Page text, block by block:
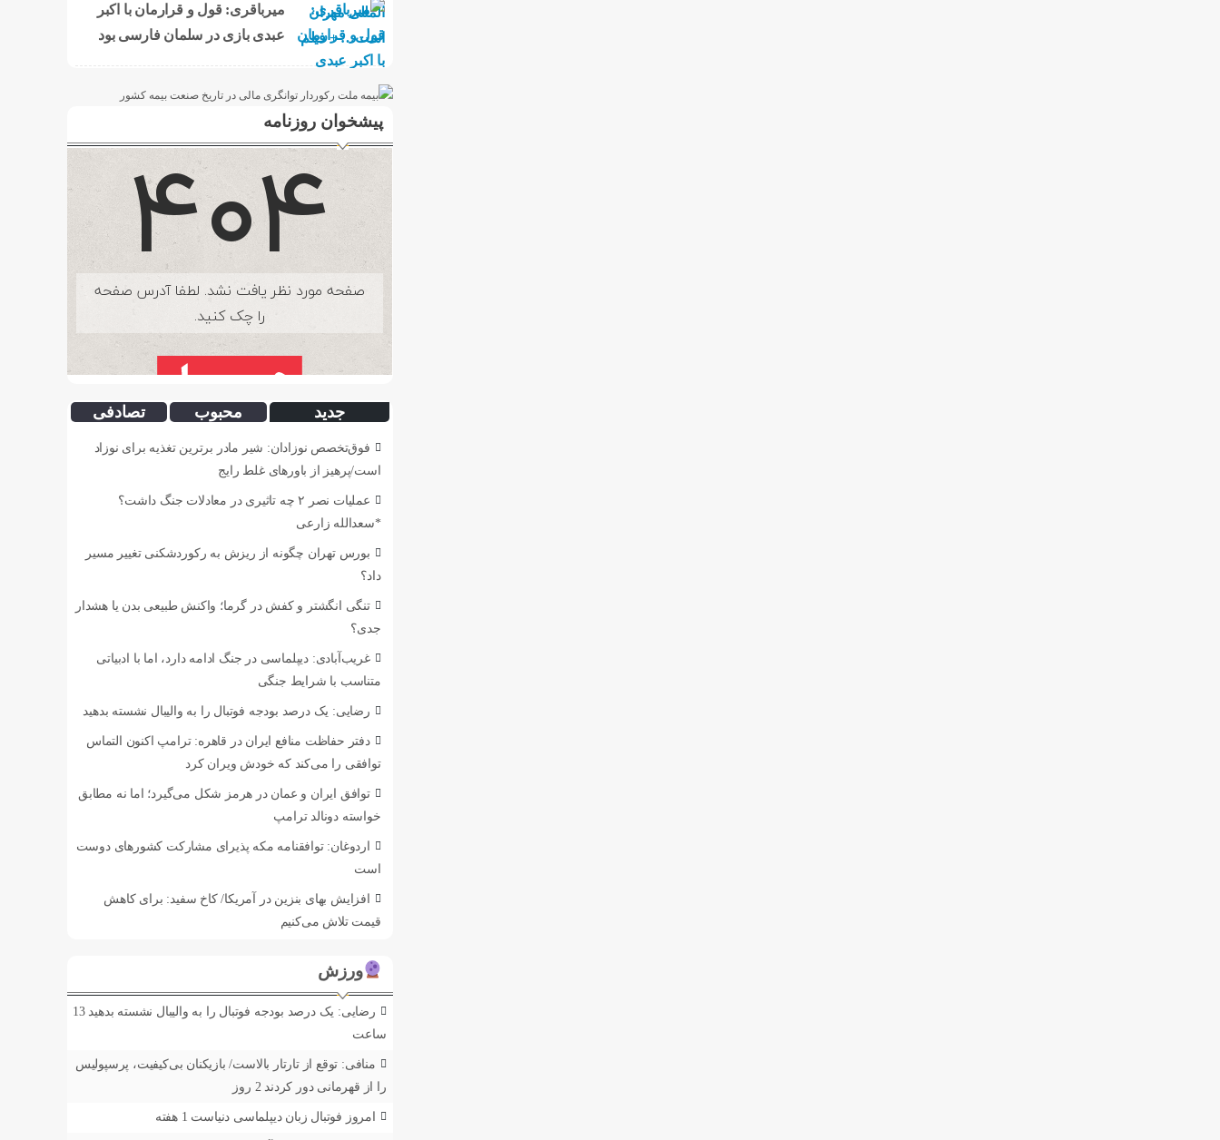
میرباقری: قول و قرارمان با اکبر
عبدی بازی در سلمان فارسی بود
پیشخوان روزنامه
جدید محبوب تصادفی
فوق‌تخصص نوزادان: شیر مادر برترین تغذیه برای نوزاد
است/پرهیز از باورهای غلط رایج
عملیات نصر ۲ چه تاثیری در معادلات جنگ داشت؟
*سعدالله زارعی
بورس تهران چگونه از ریزش به رکوردشکنی تغییر مسیر
داد؟
تنگی انگشتر و کفش در گرما؛ واکنش طبیعی بدن یا هشدار
جدی؟
غریب‌آبادی: دیپلماسی در جنگ ادامه دارد، اما با ادبیاتی
متناسب با شرایط جنگی
رضایی: یک درصد بودجه فوتبال را به والیبال نشسته بدهید
دفتر حفاظت منافع ایران در قاهره: ترامپ اکنون التماس
توافقی را می‌کند که خودش ویران کرد
توافق ایران و عمان در هرمز شکل می‌گیرد؛ اما نه مطابق
خواسته دونالد ترامپ
اردوغان: توافقنامه مکه پذیرای مشارکت کشورهای دوست
است
افزایش بهای بنزین در آمریکا/ کاخ سفید: برای کاهش
قیمت تلاش می‌کنیم
ورزش
رضایی: یک درصد بودجه فوتبال را به والیبال نشسته بدهید 13
ساعت
منافی: توقع از تارتار بالاست/ بازیکنان بی‌کیفیت، پرسپولیس
را از قهرمانی دور کردند 2 روز
امروز فوتبال زبان دیپلماسی دنیاست 1 هفته